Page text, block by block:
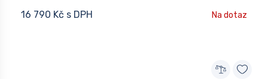
16 790 Kč s DPH Na dotaz